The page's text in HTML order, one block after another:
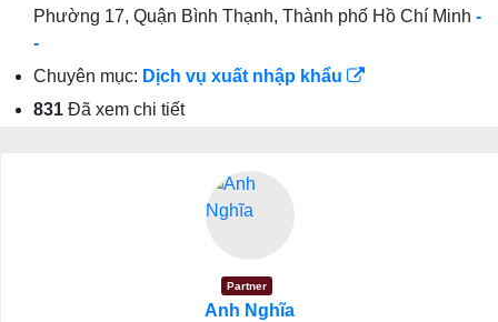
Phường 17, Quận Bình Thạnh, Thành phố Hồ Chí Minh -
-
Chuyên mục: Dịch vụ xuất nhập khẩu
831 Đã xem chi tiết
Partner
Anh Nghĩa